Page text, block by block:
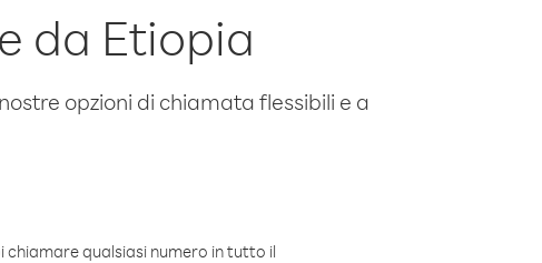
da Etiopia
opzioni di chiamata flessibili e a
qualsiasi numero in tutto il